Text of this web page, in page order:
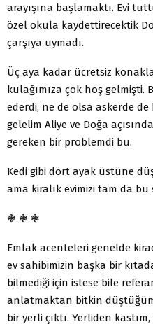
arayışına başlamaktı. Evi
özel okula kaydettirecektik
çarşıya uymadı.
Üç aya kadar ücretsiz
kulağımıza çok hoş gelmişti.
ederdi, ne de olsa askerde de
gelelim Aliye ve Doğa
gereken bir problemdi bu.
Kedi gibi dört ayak üstüne
ama kiralık evimizi tam da
❃ ❃ ❃
Emlak acenteleri genelde
ev sahibimizin başka bir
bilmediği için istese bile
anlatmaktan bitkin
bir yerli çıktı. Yerliden